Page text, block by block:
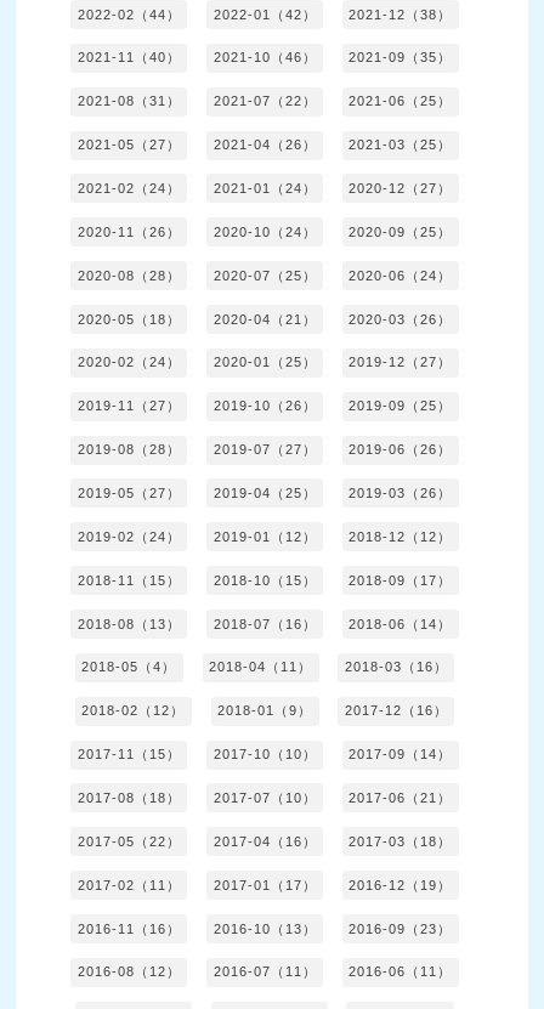
2022-02（44） 2022-01（42） 2021-12（38）
2021-11（40） 2021-10（46） 2021-09（35）
2021-08（31） 2021-07（22） 2021-06（25）
2021-05（27） 2021-04（26） 2021-03（25）
2021-02（24） 2021-01（24） 2020-12（27）
2020-11（26） 2020-10（24） 2020-09（25）
2020-08（28） 2020-07（25） 2020-06（24）
2020-05（18） 2020-04（21） 2020-03（26）
2020-02（24） 2020-01（25） 2019-12（27）
2019-11（27） 2019-10（26） 2019-09（25）
2019-08（28） 2019-07（27） 2019-06（26）
2019-05（27） 2019-04（25） 2019-03（26）
2019-02（24） 2019-01（12） 2018-12（12）
2018-11（15） 2018-10（15） 2018-09（17）
2018-08（13） 2018-07（16） 2018-06（14）
2018-05（4） 2018-04（11） 2018-03（16）
2018-02（12） 2018-01（9） 2017-12（16）
2017-11（15） 2017-10（10） 2017-09（14）
2017-08（18） 2017-07（10） 2017-06（21）
2017-05（22） 2017-04（16） 2017-03（18）
2017-02（11） 2017-01（17） 2016-12（19）
2016-11（16） 2016-10（13） 2016-09（23）
2016-08（12） 2016-07（11） 2016-06（11）